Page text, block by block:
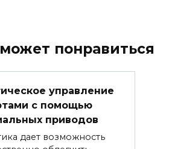
понравиться
управление
с помощью
приводов
дает возможность